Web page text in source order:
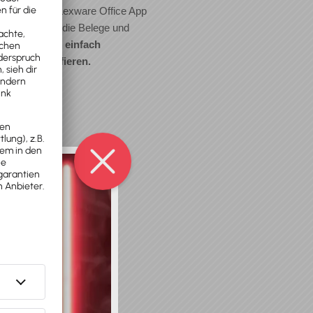
Dank der Lexware Office App
kannst Du die Belege und
Quittungen einfach
abfotografieren.
Beleg